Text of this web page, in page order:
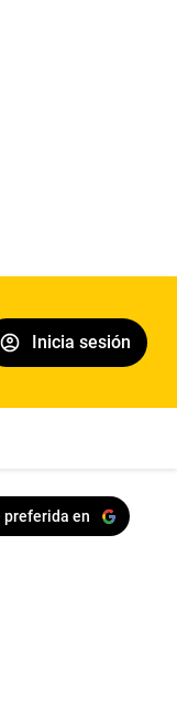
Inicia sesión
preferida en